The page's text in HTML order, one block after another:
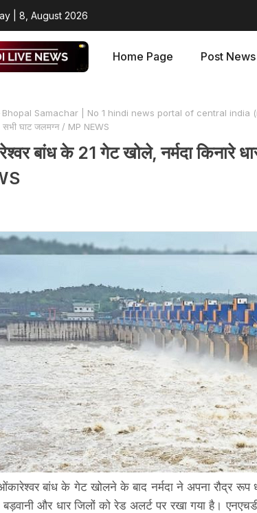
| 8, August 2026
Home Page Post News
Bhopal Samachar | No 1 hindi news portal of central india
सभी घाट जलमग्न / MP NEWS
बांध के 21 गेट खोले, नर्मदा किनारे
बांध के गेट खोलने के बाद नर्मदा ने अपना रौद्र
और धार जिलों को रेड अलर्ट पर रखा गया है।